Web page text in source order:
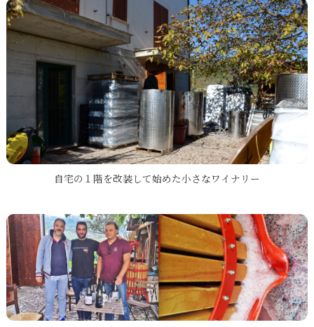
自宅の１階を改装して始めた小さなワイナリー